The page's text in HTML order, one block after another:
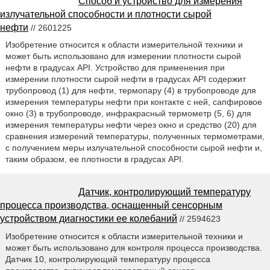
излучательной способности и плотности сырой
нефти // 2601225
Изобретение относится к области измерительной техники и
может быть использовано для измерении плотности сырой
нефти в градусах API. Устройство для применения при
измерении плотности сырой нефти в градусах API содержит
трубопровод (1) для нефти, термопару (4) в трубопроводе для
измерения температуры нефти при контакте с ней, сапфировое
окно (3) в трубопроводе, инфракрасный термометр (5, 6) для
измерения температуры нефти через окно и средство (20) для
сравнения измерений температуры, полученных термометрами,
с получением меры излучательной способности сырой нефти и,
таким образом, ее плотности в градусах API.
Датчик, контролирующий температуру
процесса производства, оснащенный сенсорным
устройством диагностики ее колебаний // 2594623
Изобретение относится к области измерительной техники и
может быть использовано для контроля процесса производства.
Датчик 10, контролирующий температуру процесса